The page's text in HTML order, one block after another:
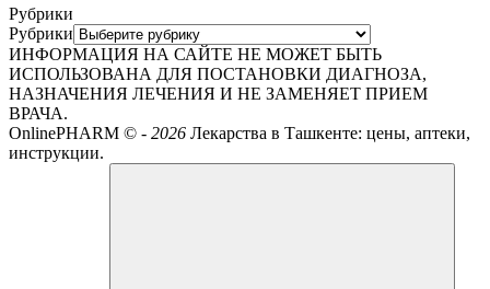
Рубрики
Рубрики
ИНФОРМАЦИЯ НА САЙТЕ НЕ МОЖЕТ БЫТЬ
ИСПОЛЬЗОВАНА ДЛЯ ПОСТАНОВКИ ДИАГНОЗА,
НАЗНАЧЕНИЯ ЛЕЧЕНИЯ И НЕ ЗАМЕНЯЕТ ПРИЕМ
ВРАЧА.
OnlinePHARM © - 2026 Лекарства в Ташкенте: цены, аптеки,
инструкции.